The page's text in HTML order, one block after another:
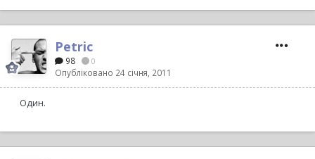
Petric
98 0
Опубліковано 24 січня, 2011
Один.